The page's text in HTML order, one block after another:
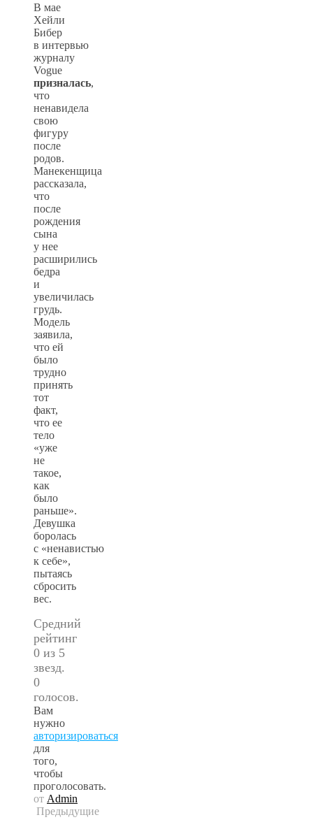
В мае
Хейли
Бибер
в интервью
журналу
Vogue
призналась,
что
ненавидела
свою
фигуру
после
родов.
Манекенщица
рассказала,
что
после
рождения
сына
у нее
расширились
бедра
и
увеличилась
грудь.
Модель
заявила,
что ей
было
трудно
принять
тот
факт,
что ее
тело
«уже
не
такое,
как
было
раньше».
Девушка
боролась
с «ненавистью
к себе»,
пытаясь
сбросить
вес.
Средний
рейтинг
0 из 5
звезд.
0
голосов.
Вам
нужно
авторизироваться
для
того,
чтобы
проголосовать.
от Admin
Предыдущие